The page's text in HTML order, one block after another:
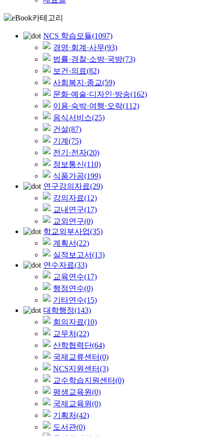
NCS 학습모듈(1097)
경영·회계·사무(93)
법률·경찰·소방·국방(73)
보건·의료(82)
사회복지·종교(59)
문화·예술·디자인·방송(162)
이용·숙박·여행·오락(112)
음식서비스(25)
건설(87)
기계 (75)
전기·전자(20)
정보통신(110)
식품가공(199)
연구강의자료(29)
강의자료(12)
교내연구(17)
교외연구(0)
학교외부사업(35)
계획서(22)
실적보고서(13)
연수자료(33)
교육연수(17)
행정연수(0)
기타연수(15)
대학행정(143)
회의자료(10)
교무처(22)
산학협력단(64)
국제교류센터(0)
NCS지원센터(3)
교수학습지원센터(0)
평생교육원(0)
국제교육원(0)
기획처(42)
도서관(0)